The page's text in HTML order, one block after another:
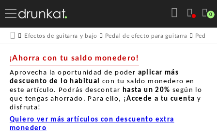
0
Efectos de guitarra y bajo Pedal de efecto para guitarra
¡Ahorra con tu saldo monedero!
Aprovecha la oportunidad de poder aplicar más
descuento de lo habitual con tu saldo monedero en
este artículo. Podrás descontar hasta un 20% según lo
que tengas ahorrado. Para ello, ¡Accede a tu cuenta y
disfruta!
Quiero ver más artículos con descuento extra
monedero